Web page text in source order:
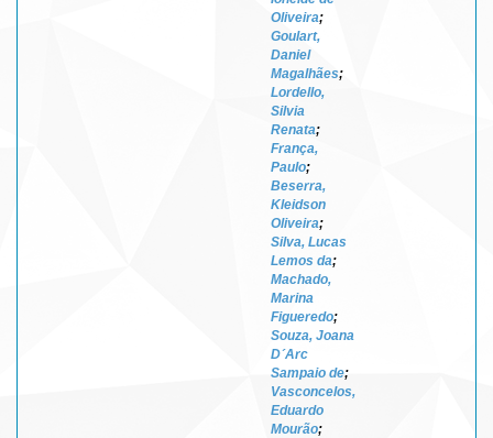
Oliveira;
Goulart,
Daniel
Magalhães;
Lordello,
Silvia
Renata;
França,
Paulo;
Beserra,
Kleidson
Oliveira;
Silva, Lucas
Lemos da;
Machado,
Marina
Figueredo;
Souza, Joana
D´Arc
Sampaio de;
Vasconcelos,
Eduardo
Mourão;